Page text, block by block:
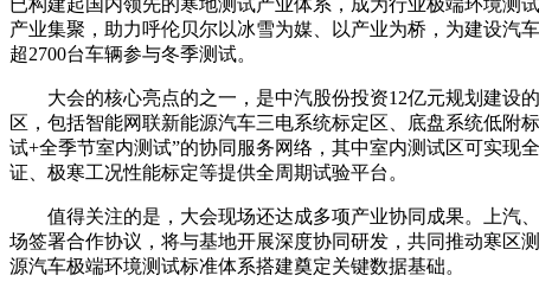
产业集聚，助力呼伦贝尔以冰雪为媒、以产业为桥，为建设汽
超2700台车辆参与冬季测试。
大会的核心亮点的之一，是中汽股份投资12亿元规划建设的
区，包括智能网联新能源汽车三电系统标定区、底盘系统低附
试+全季节室内测试”的协同服务网络，其中室内测试区可实
证、极寒工况性能标定等提供全周期试验平台。
值得关注的是，大会现场还达成多项产业协同成果。上汽、
场签署合作协议，将与基地开展深度协同研发，共同推动寒区
源汽车极端环境测试标准体系搭建奠定关键数据基础。